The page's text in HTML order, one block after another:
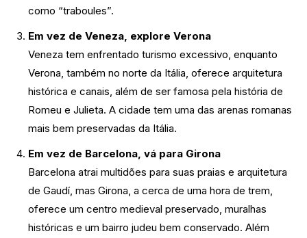
como “traboules”.
Em vez de Veneza, explore Verona
Veneza tem enfrentado turismo excessivo, enquanto
Verona, também no norte da Itália, oferece arquitetura
histórica e canais, além de ser famosa pela história de
Romeu e Julieta. A cidade tem uma das arenas romanas
mais bem preservadas da Itália.
Em vez de Barcelona, vá para Girona
Barcelona atrai multidões para suas praias e arquitetura
de Gaudí, mas Girona, a cerca de uma hora de trem,
oferece um centro medieval preservado, muralhas
históricas e um bairro judeu bem conservado. Além